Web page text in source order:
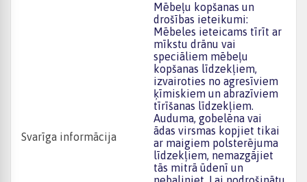
Svarīga informācija
Mēbeļu kopšanas un
drošības ieteikumi:
Mēbeles ieteicams tīrīt ar
mīkstu drānu vai
speciāliem mēbeļu
kopšanas līdzekļiem,
izvairoties no agresīviem
ķīmiskiem un abrazīviem
tīrīšanas līdzekļiem.
Auduma, gobelēna vai
ādas virsmas kopjiet tikai
ar maigiem polsterējuma
līdzekļiem, nemazgājiet
tās mitrā ūdenī un